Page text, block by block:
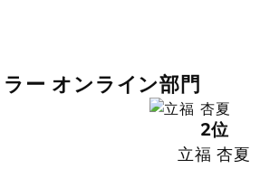
ー オンライン部門
2位
立福 杏夏